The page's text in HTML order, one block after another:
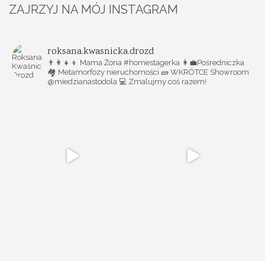
ZAJRZYJ NA MÓJ INSTAGRAM
roksana.kwasnicka.drozd
👨‍👩‍👧‍👦 Mama Żona #homestagerka 👩‍💼Pośredniczka
🏘️ Metamorfozy nieruchomości 🧱 WKRÓTCE Showroom
@miedzianastodola 💻 Zmalujmy coś razem!